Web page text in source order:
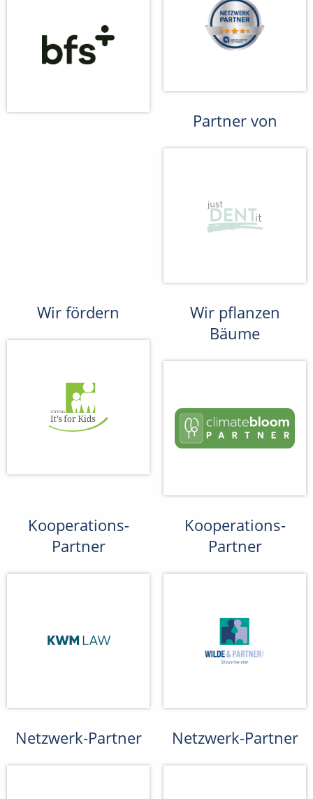
Partner von
Wir fördern
Wir pflanzen
Bäume
Kooperations-
Partner
Kooperations-
Partner
Netzwerk-Partner Netzwerk-Partner